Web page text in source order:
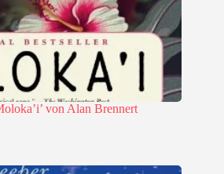
von Alan Brennert